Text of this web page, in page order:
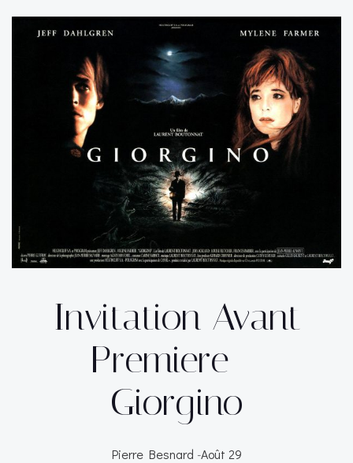
Invitation Avant
Premiere –
Giorgino
Pierre Besnard -Août 29